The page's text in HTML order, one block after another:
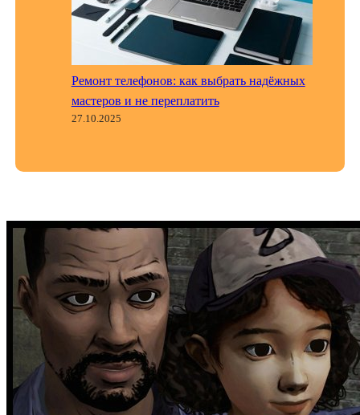
Ремонт телефонов: как выбрать надёжных
мастеров и не переплатить
27.10.2025